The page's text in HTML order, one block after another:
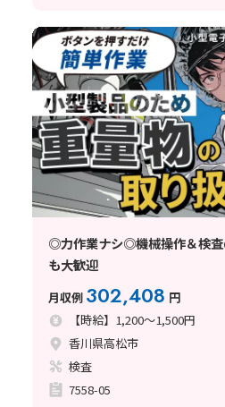
◎力作業ナシ◎機械操作＆検
も大歓迎
月収例 302,408 円
【時給】1,200～1,500円
香川県高松市
検査
7558-05